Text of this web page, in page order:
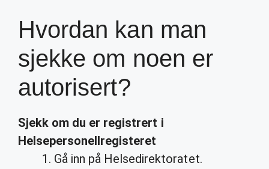
Hvordan kan man
sjekke om noen er
autorisert?
Sjekk om du er registrert i
Helsepersonellregisteret
Gå inn på Helsedirektoratet.